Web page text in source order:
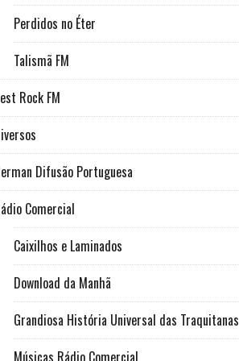
Perdidos no Éter
Talismã FM
Rock FM
Difusão Portuguesa
Comercial
Caixilhos e Laminados
Download da Manhã
Grandiosa História Universal das Traquitanas